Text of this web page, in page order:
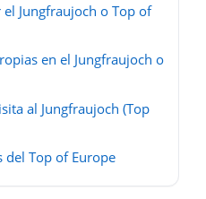
Jungfraujoch o Top of
en el Jungfraujoch o
al Jungfraujoch (Top
del Top of Europe